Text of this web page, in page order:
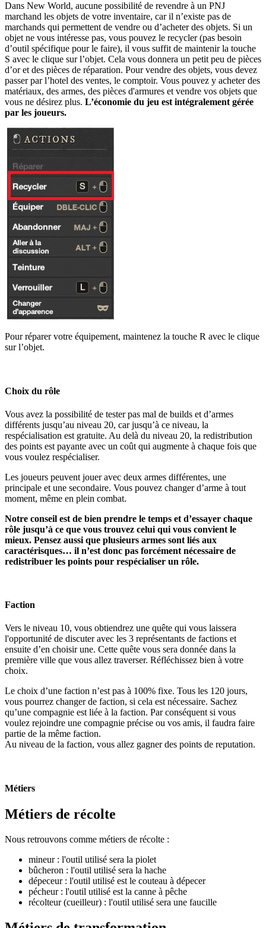
Dans New World, aucune possibilité de revendre à un PNJ
marchand les objets de votre inventaire, car il n’existe pas de
marchands qui permettent de vendre ou d’acheter des objets. Si un
objet ne vous intéresse pas, vous pouvez le recycler (pas besoin
d’outil spécifique pour le faire), il vous suffit de maintenir la touche
S avec le clique sur l’objet. Cela vous donnera un petit peu de pièces
d’or et des pièces de réparation. Pour vendre des objets, vous devez
passer par l’hotel des ventes, le comptoir. Vous pouvez y acheter des
matériaux, des armes, des pièces d'armures et vendre vos objets que
vous ne désirez plus. L’économie du jeu est intégralement gérée
par les joueurs.
Pour réparer votre équipement, maintenez la touche R avec le clique
sur l’objet.
Choix du rôle
Vous avez la possibilité de tester pas mal de builds et d’armes
différents jusqu’au niveau 20, car jusqu’à ce niveau, la
respécialisation est gratuite. Au delà du niveau 20, la redistribution
des points est payante avec un coût qui augmente à chaque fois que
vous voulez respécialiser.
Les joueurs peuvent jouer avec deux armes différentes, une
principale et une secondaire. Vous pouvez changer d’arme à tout
moment, même en plein combat.
Notre conseil est de bien prendre le temps et d’essayer chaque
rôle jusqu’à ce que vous trouvez celui qui vous convient le
mieux. Pensez aussi que plusieurs armes sont liés aux
caractérisques… il n’est donc pas forcément nécessaire de
redistribuer les points pour respécialiser un rôle.
Faction
Vers le niveau 10, vous obtiendrez une quête qui vous laissera
l'opportunité de discuter avec les 3 représentants de factions et
ensuite d’en choisir une. Cette quête vous sera donnée dans la
première ville que vous allez traverser. Réfléchissez bien à votre
choix.
Le choix d’une faction n’est pas à 100% fixe. Tous les 120 jours,
vous pourrez changer de faction, si cela est nécessaire. Sachez
qu’une compagnie est liée à la faction. Par conséquent si vous
voulez rejoindre une compagnie précise ou vos amis, il faudra faire
partie de la même faction.
Au niveau de la faction, vous allez gagner des points de reputation.
Métiers
Métiers de récolte
Nous retrouvons comme métiers de récolte :
mineur : l'outil utilisé sera la piolet
bûcheron : l'outil utilisé sera la hache
dépeceur : l'outil utilisé est le couteau à dépecer
pécheur : l'outil utilisé est la canne à pêche
récolteur (cueilleur) : l'outil utilisé sera une faucille